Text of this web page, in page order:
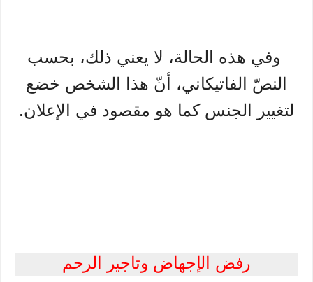
وفي هذه الحالة، لا يعني ذلك، بحسب
النصّ الفاتيكاني، أنّ هذا الشخص خضع
لتغيير الجنس كما هو مقصود في الإعلان.
رفض الإجهاض وتاجير الرحم